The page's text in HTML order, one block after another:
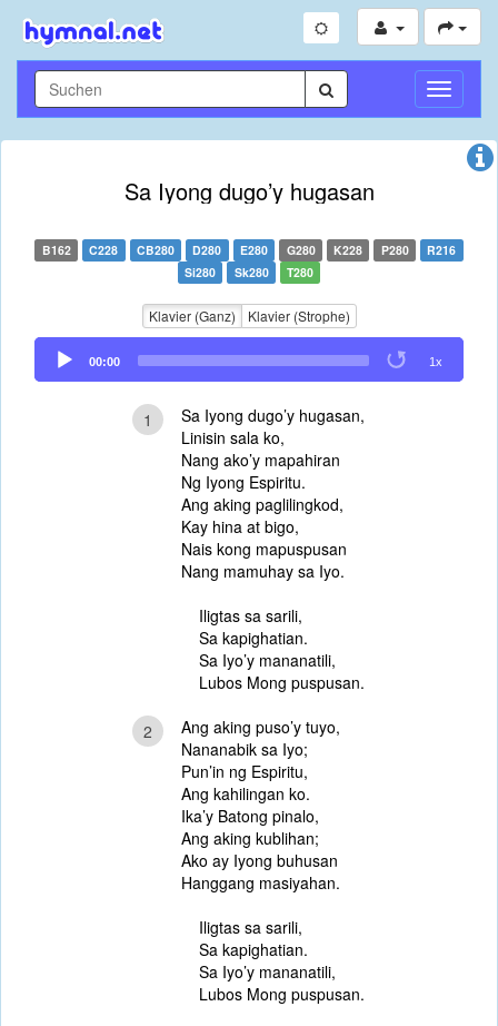
Sa Iyong dugo’y hugasan
B162 C228 CB280 D280 E280 G280 K228 P280
R216
Si280
Sk280 T280
Klavier (Ganz) Klavier (Strophe)
Audio
Player
00:00 1x
1
Sa Iyong dugo’y hugasan,
Linisin sala ko,
Nang ako’y mapahiran
Ng Iyong Espiritu.
Ang aking paglilingkod,
Kay hina at bigo,
Nais kong mapuspusan
Nang mamuhay sa Iyo.
Iligtas sa sarili,
Sa kapighatian.
Sa Iyo’y mananatili,
Lubos Mong puspusan.
2
Ang aking puso’y tuyo,
Nananabik sa Iyo;
Pun’in ng Espiritu,
Ang kahilingan ko.
Ika’y Batong pinalo,
Ang aking kublihan;
Ako ay Iyong buhusan
Hanggang masiyahan.
Iligtas sa sarili,
Sa kapighatian.
Sa Iyo’y mananatili,
Lubos Mong puspusan.